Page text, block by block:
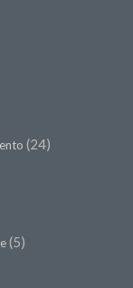
(24)
(5)